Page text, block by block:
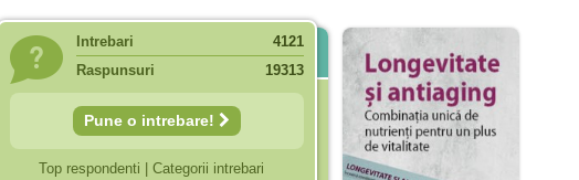
Intrebari
4121
Raspunsuri
19313
Pune o intrebare!
Top respondenti Categorii intrebari